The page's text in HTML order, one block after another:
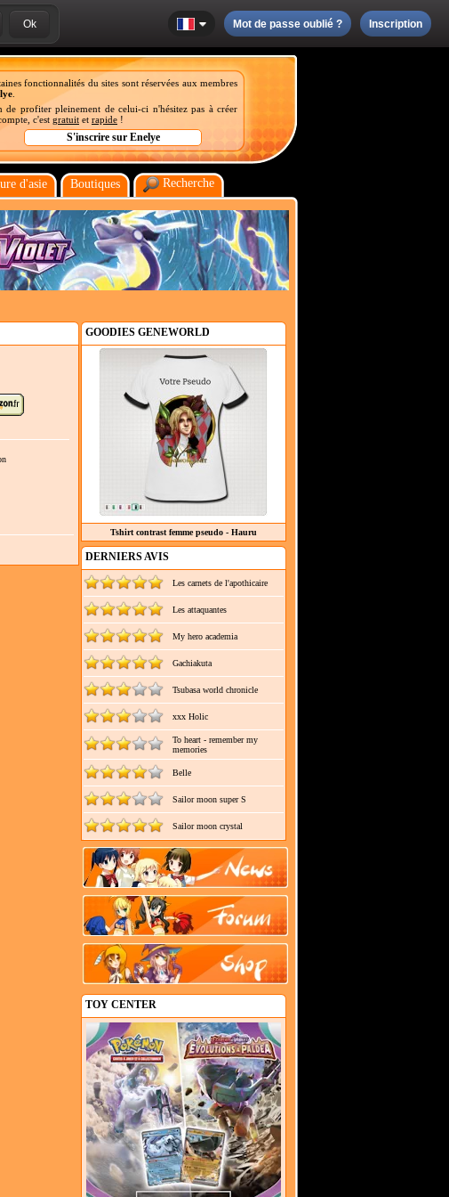
Mot de passe oublié ? Inscription
fonctionnalités du sites sont réservées aux membres
de profiter pleinement de celui-ci n'hésitez pas à créer
c'est gratuit et rapide !
d'asie Boutiques Recherche
GOODIES GENEWORLD
Tshirt contrast femme pseudo - Hauru
DERNIERS AVIS
Les carnets de l'apothicaire
Les attaquantes
My hero academia
Gachiakuta
Tsubasa world chronicle
xxx Holic
To heart - remember my
memories
Belle
Sailor moon super S
Sailor moon crystal
TOY CENTER